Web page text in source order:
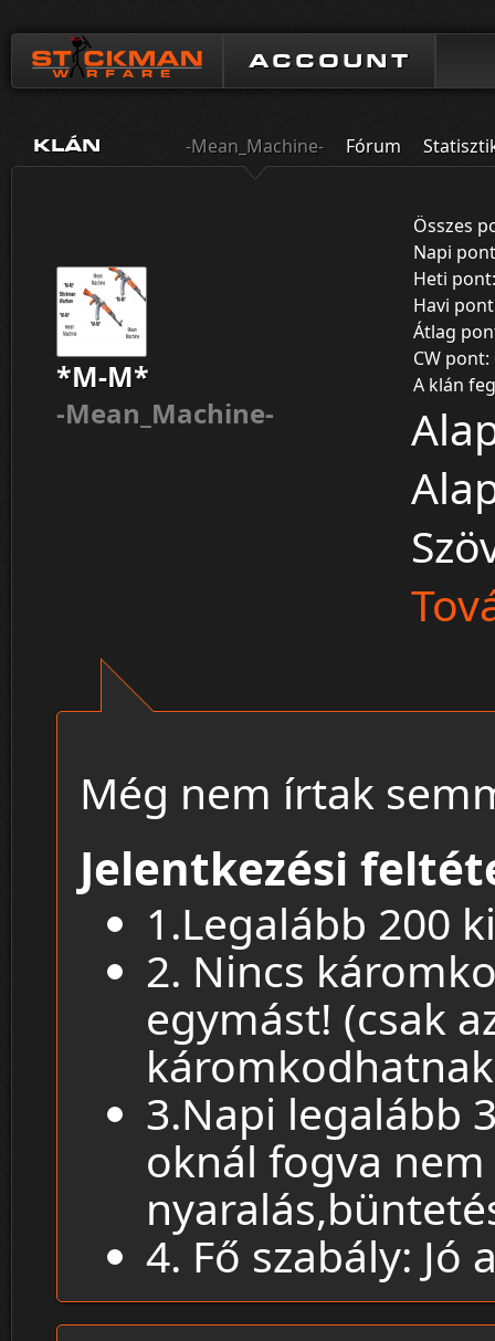
ACCOUNT
KLÁN -Mean_Machine- Fórum
*M-M*
-Mean_Machine-
Összes
Napi
Heti
Havi
Átlag
CW pont:
A klán
Még nem írtak
Jelentkezési
1.Legalább 200
2. Nincs
egymást! (csak
3.Napi legalább
oknál fogva
4. Fő szabály: